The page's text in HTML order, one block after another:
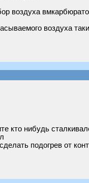
воздуха
воздуха
кто нибудь
подогрев от